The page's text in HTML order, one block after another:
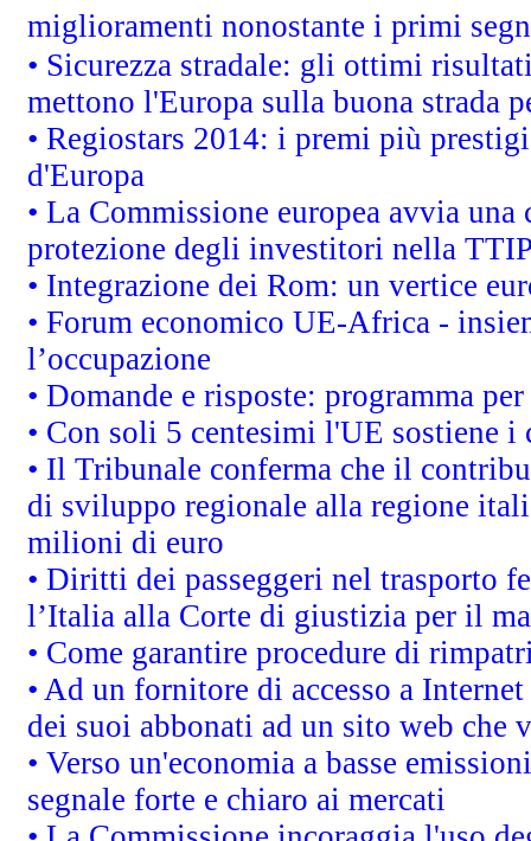
miglioramenti nonostante i primi
• Sicurezza stradale: gli ottimi
mettono l'Europa sulla buona strada
• Regiostars 2014: i premi più
d'Europa
• La Commissione europea avvia
protezione degli investitori nella
• Integrazione dei Rom: un vertice
• Forum economico UE-Africa -
l’occupazione
• Domande e risposte: programma
• Con soli 5 centesimi l'UE sostiene
• Il Tribunale conferma che il
di sviluppo regionale alla regione
milioni di euro
• Diritti dei passeggeri nel trasporto
l’Italia alla Corte di giustizia per il
• Come garantire procedure di
• Ad un fornitore di accesso a
dei suoi abbonati ad un sito web che
• Verso un'economia a basse
segnale forte e chiaro ai mercati